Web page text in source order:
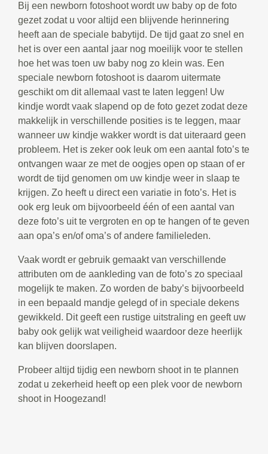
Bij een newborn fotoshoot wordt uw baby op de foto
gezet zodat u voor altijd een blijvende herinnering
heeft aan de speciale babytijd. De tijd gaat zo snel en
het is over een aantal jaar nog moeilijk voor te stellen
hoe het was toen uw baby nog zo klein was. Een
speciale newborn fotoshoot is daarom uitermate
geschikt om dit allemaal vast te laten leggen! Uw
kindje wordt vaak slapend op de foto gezet zodat deze
makkelijk in verschillende posities is te leggen, maar
wanneer uw kindje wakker wordt is dat uiteraard geen
probleem. Het is zeker ook leuk om een aantal foto’s te
ontvangen waar ze met de oogjes open op staan of er
wordt de tijd genomen om uw kindje weer in slaap te
krijgen. Zo heeft u direct een variatie in foto’s. Het is
ook erg leuk om bijvoorbeeld één of een aantal van
deze foto’s uit te vergroten en op te hangen of te geven
aan opa’s en/of oma’s of andere familieleden.
Vaak wordt er gebruik gemaakt van verschillende
attributen om de aankleding van de foto’s zo speciaal
mogelijk te maken. Zo worden de baby’s bijvoorbeeld
in een bepaald mandje gelegd of in speciale dekens
gewikkeld. Dit geeft een rustige uitstraling en geeft uw
baby ook gelijk wat veiligheid waardoor deze heerlijk
kan blijven doorslapen.
Probeer altijd tijdig een newborn shoot in te plannen
zodat u zekerheid heeft op een plek voor de newborn
shoot in Hoogezand!